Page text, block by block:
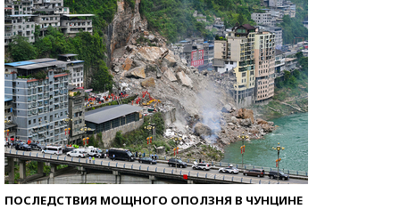
ПОСЛЕДСТВИЯ МОЩНОГО ОПОЛЗНЯ В ЧУНЦИНЕ